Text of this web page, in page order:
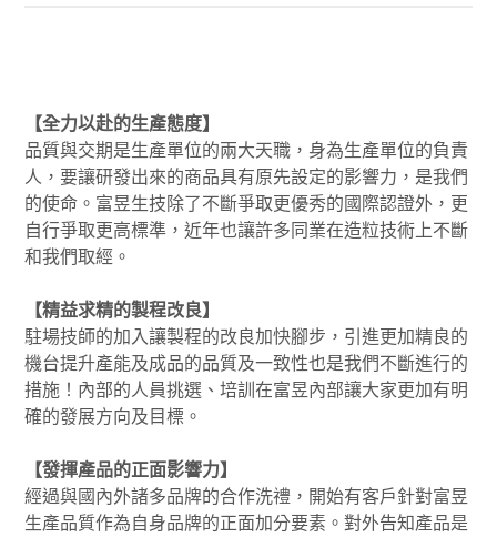
【全力以赴的生產態度】
品質與交期是生產單位的兩大天職，身為生產單位的負責
人，要讓研發出來的商品具有原先設定的影響力，是我們
的使命。富昱生技除了不斷爭取更優秀的國際認證外，更
自行爭取更高標準，近年也讓許多同業在造粒技術上不斷
和我們取經。
【精益求精的製程改良】
駐場技師的加入讓製程的改良加快腳步，引進更加精良的
機台提升產能及成品的品質及一致性也是我們不斷進行的
措施！內部的人員挑選、培訓在富昱內部讓大家更加有明
確的發展方向及目標。
【發揮產品的正面影響力】
經過與國內外諸多品牌的合作洗禮，開始有客戶針對富昱
生產品質作為自身品牌的正面加分要素。對外告知產品是